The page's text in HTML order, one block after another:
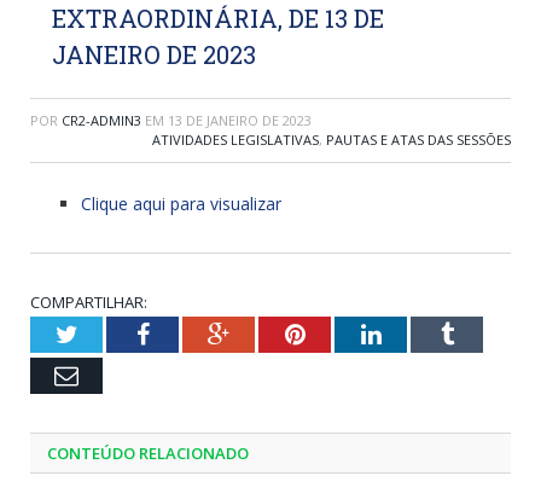
EXTRAORDINÁRIA, DE 13 DE
JANEIRO DE 2023
POR CR2-ADMIN3 EM 13 DE JANEIRO DE 2023
ATIVIDADES LEGISLATIVAS, PAUTAS E ATAS DAS SESSÕES
Clique aqui para visualizar
COMPARTILHAR:
TwitterFacebookGoogle+PinterestLinkedInTumblr
Email
CONTEÚDO RELACIONADO